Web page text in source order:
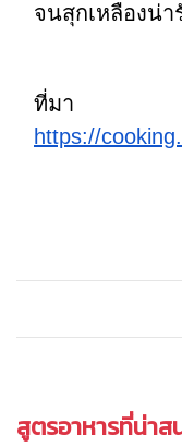
จนสุกเหลืองน่
ที่มา
https://
สูตรอาหารที่น่าส